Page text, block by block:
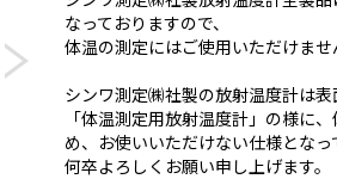
なっておりますので、
体温の測定にはご使用いただけませ
シンワ測定㈱社製の放射温度計は
「体温測定用放射温度計」の様に
め、お使いいただけない仕様となっ
何卒よろしくお願い申し上げます。